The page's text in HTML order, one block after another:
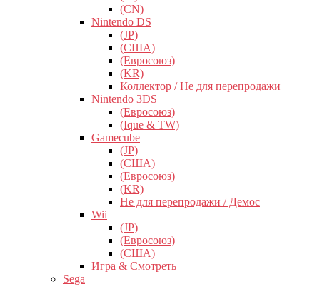
(CN)
Nintendo DS
(JP)
(США)
(Евросоюз)
(KR)
Коллектор / Не для перепродажи
Nintendo 3DS
(Евросоюз)
(Ique & TW)
Gamecube
(JP)
(США)
(Евросоюз)
(KR)
Не для перепродажи / Демос
Wii
(JP)
(Евросоюз)
(США)
Игра & Смотреть
Sega